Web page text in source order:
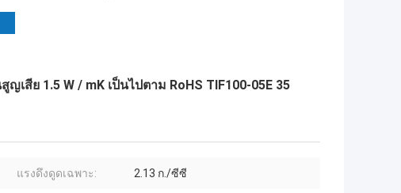
เสีย 1.5 W / mK เป็นไปตาม RoHS TIF100-05E 35
แรงดึงดูดเฉพาะ: 2.13 ก./ซีซี